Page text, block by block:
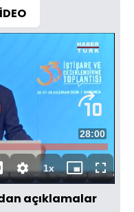
Toplam
Süre
28:00
1xOynatma
Hızı
Mini
oynatıcı
Tam
Ekran
açıklamalar